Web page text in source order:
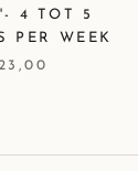
4 TOT 5
PER WEEK